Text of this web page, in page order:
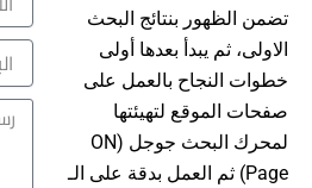
تضمن الظهور بنتائج البحث
الاولى، ثم يبدأ بعدها أولى
خطوات النجاح بالعمل على
صفحات الموقع لتهيئتها
لمحرك البحث جوجل (ON
Page) ثم العمل بدقة على الـ